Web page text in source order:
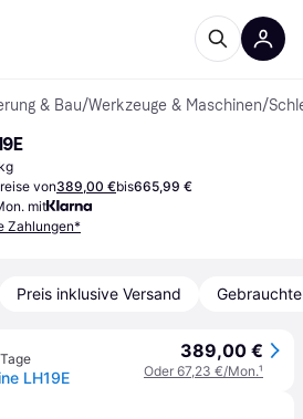
& Bau/Werkzeuge & Maschinen/
von389,00 €bis665,99 €
mit
Zahlungen*
Preis inklusive Versand
LH19E
389,00 €
Oder 67,23 €/Mon.¹